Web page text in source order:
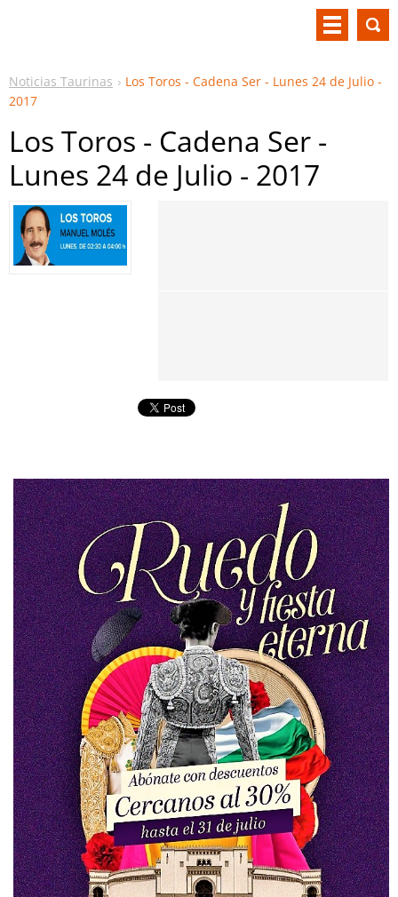
Noticias Taurinas
Los Toros - Cadena Ser - Lunes 24 de Julio -
2017
Los Toros - Cadena Ser -
Lunes 24 de Julio - 2017